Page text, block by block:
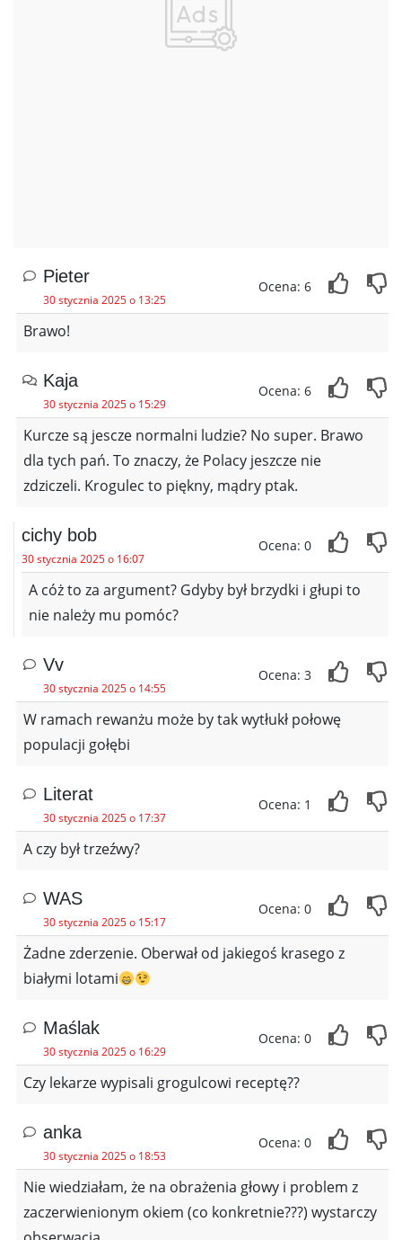
Pieter
30 stycznia 2025 o 13:25
Ocena: 6
Brawo!
Kaja
30 stycznia 2025 o 15:29
Ocena: 6
Kurcze są jescze normalni ludzie? No super. Brawo
dla tych pań. To znaczy, że Polacy jeszcze nie
zdziczeli. Krogulec to piękny, mądry ptak.
cichy bob
30 stycznia 2025 o 16:07
Ocena: 0
A cóż to za argument? Gdyby był brzydki i głupi to
nie należy mu pomóc?
Vv
30 stycznia 2025 o 14:55
Ocena: 3
W ramach rewanżu może by tak wytłukł połowę
populacji gołębi
Literat
30 stycznia 2025 o 17:37
Ocena: 1
A czy był trzeźwy?
WAS
30 stycznia 2025 o 15:17
Ocena: 0
Żadne zderzenie. Oberwał od jakiegoś krasego z
białymi lotami
Maślak
30 stycznia 2025 o 16:29
Ocena: 0
Czy lekarze wypisali grogulcowi receptę??
anka
30 stycznia 2025 o 18:53
Ocena: 0
Nie wiedziałam, że na obrażenia głowy i problem z
zaczerwienionym okiem (co konkretnie???) wystarczy